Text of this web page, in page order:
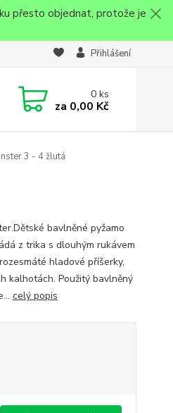
přesto objednat, protože je
Přihlášení
0ks
za 0,00 Kč
3 - 4 žlutá
bavlněné pyžamo
z trika s dlouhým rukávem
hladové příšerky,
kalhotách. Použitý bavlněný
celý popis